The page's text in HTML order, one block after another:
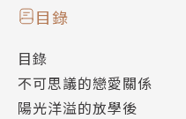
目錄
目錄
不可思議的戀愛關係
陽光洋溢的放學後